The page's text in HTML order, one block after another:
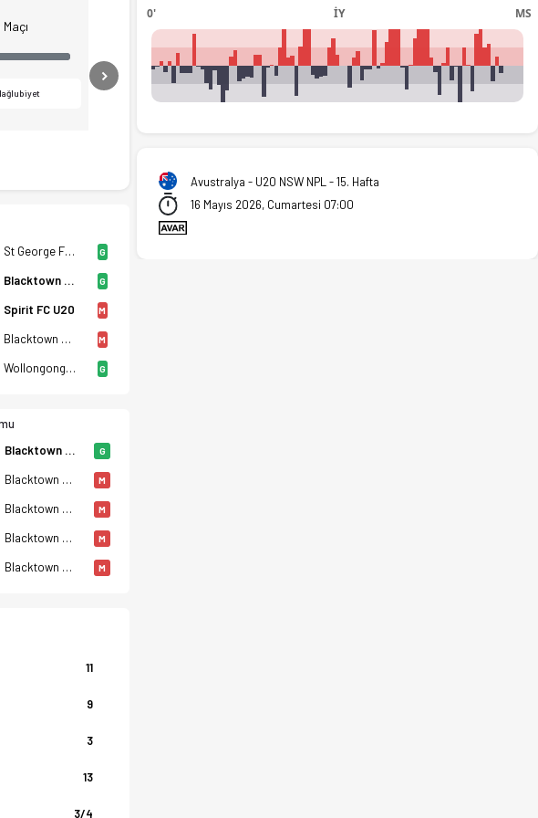
ve iddaa oranları Ofsayt'ta. (16.05.2026)
Next
St George FC U20 G
Blacktown City FC U20 G
Spirit FC U20 M
Blacktown City FC U20 M
Wollongong Wolves U20 G
Blacktown City FC U20 G
Blacktown City FC U20 M
Blacktown City FC U20 M
Blacktown City FC U20 M
Blacktown City FC U20 M
11
9
3
13
3/4
0' İY MS
Avustralya - U20 NSW NPL - 15. Hafta
16 Mayıs 2026, Cumartesi 07:00